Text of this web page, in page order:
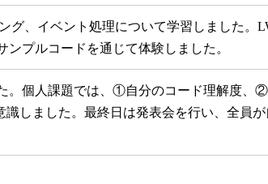
グ、イベント処理について学習しました。
プルコードを通じて体験しました。
。個人課題では、①自分のコード理解度、
しました。最終日は発表会を行い、全員が